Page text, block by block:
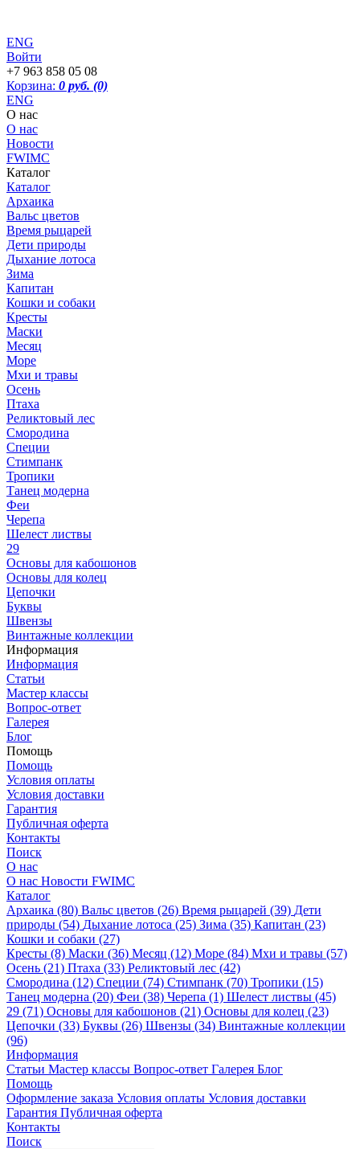
ENG
Войти
+7 963 858 05 08
Корзина: 0 руб. (0)
ENG
О нас
О нас
Новости
FWIMC
Каталог
Каталог
Архаика
Вальс цветов
Время рыцарей
Дети природы
Дыхание лотоса
Зима
Капитан
Кошки и собаки
Кресты
Маски
Месяц
Море
Мхи и травы
Осень
Птаха
Реликтовый лес
Смородина
Специи
Стимпанк
Тропики
Танец модерна
Феи
Черепа
Шелест листвы
29
Основы для кабошонов
Основы для колец
Цепочки
Буквы
Швензы
Винтажные коллекции
Информация
Информация
Статьи
Мастер классы
Вопрос-ответ
Галерея
Блог
Помощь
Помощь
Условия оплаты
Условия доставки
Гарантия
Публичная оферта
Контакты
Поиск
О нас
О нас Новости FWIMC
Каталог
Архаика (80) Вальс цветов (26) Время рыцарей (39) Дети
природы (54) Дыхание лотоса (25) Зима (35) Капитан (23)
Кошки и собаки (27)
Кресты (8) Маски (36) Месяц (12) Море (84) Мхи и травы (57)
Осень (21) Птаха (33) Реликтовый лес (42)
Смородина (12) Специи (74) Стимпанк (70) Тропики (15)
Танец модерна (20) Феи (38) Черепа (1) Шелест листвы (45)
29 (71) Основы для кабошонов (21) Основы для колец (23)
Цепочки (33) Буквы (26) Швензы (34) Винтажные коллекции
(96)
Информация
Статьи Мастер классы Вопрос-ответ Галерея Блог
Помощь
Оформление заказа Условия оплаты Условия доставки
Гарантия Публичная оферта
Контакты
Поиск